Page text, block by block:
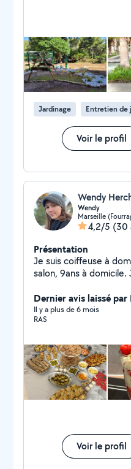
Jardinage Entretien de
Voir le profil
Wendy
Wendy
4,2/5 (30
Présentation
Je suis coiffeuse à
salon, 9ans à
souvent je suis longue Voici un de mes très gros défaut.
Je garde aussi des
contrats). J'accepte les
mobilité réduite, ou
faire la cuisine ) je suis
chez moi directement. Je suis polyvalente, j'aime
toucher à tout, d'où
mon compagnon qui
mon mieux pour vous
Dernier avis laissé
Il y a plus de 6 mois
RAS
Voir le profil